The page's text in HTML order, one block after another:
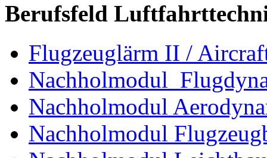
Berufsfeld
Flugzeuglärm II /
Nachholmodul
Nachholmodul
Nachholmodul